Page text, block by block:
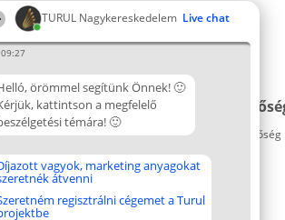
TURUL Nagykereskedelem Live chat
09:27
örömmel segítünk Önnek! 🙂
kattintson a megfelelő
témára! 🙂
vagyok, marketing anyagokat
átvenni
regisztrálni cégemet a Turul
S.R.L.
4, Ap. 13
53-238
36737675
425 71
Népszavazás
Nyertesek
díjazottak
Szabályok
Státusz
Elérhetőség